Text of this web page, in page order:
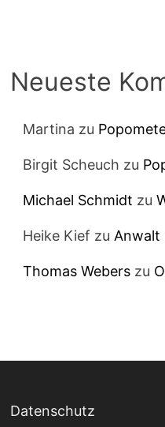
Neueste
Martina zu
Birgit Scheuch zu
Michael Schmidt zu
Heike Kief zu Anwalt
Thomas Webers zu
Datenschutz